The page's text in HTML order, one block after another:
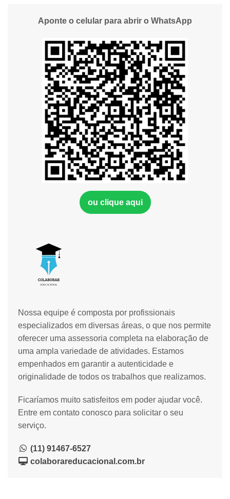
Nossa equipe é composta por profissionais
especializados em diversas áreas, o que nos permite
oferecer uma assessoria completa na elaboração de
uma ampla variedade de atividades. Estamos
empenhados em garantir a autenticidade e
originalidade de todos os trabalhos que realizamos.
Ficaríamos muito satisfeitos em poder ajudar você.
Entre em contato conosco para solicitar o seu
serviço.
(11) 91467-6527
colaborareducacional.com.br
Aponte o celular para abrir o WhatsApp
ou clique aqui